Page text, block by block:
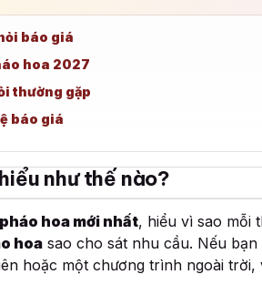
báo giá
hoa 2027
thường gặp
báo giá
như thế nào?
hoa mới nhất, hiểu vì sao mỗi
hoa sao cho sát nhu cầu. Nếu bạn
hoặc một chương trình ngoài trời,